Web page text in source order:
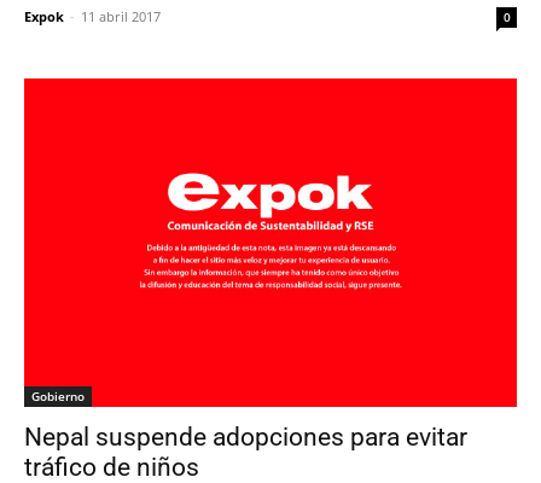
Expok - 11 abril 2017 0
Gobierno
Nepal suspende adopciones para evitar
tráfico de niños